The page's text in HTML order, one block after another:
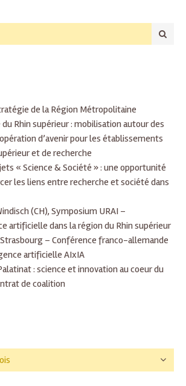
de la Région Métropolitaine
Rhin supérieur : mobilisation autour des
d’avenir pour les établissements
et de recherche
« Science & Société » : une opportunité
les liens entre recherche et société dans
(CH), Symposium URAI –
artificielle dans la région du Rhin supérieur
Strasbourg – Conférence franco-allemande
artificielle AIxIA
: science et innovation au coeur du
de coalition